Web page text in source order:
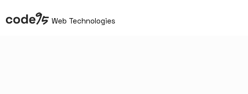
Web Technologies